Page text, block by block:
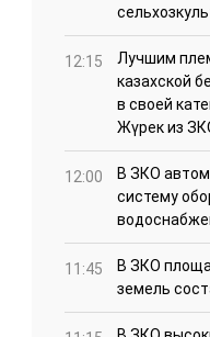
12:15
Лучшим
казахской
в своей
Жүрек из
12:00
В ЗКО
систему
11:45
В ЗКО
земель